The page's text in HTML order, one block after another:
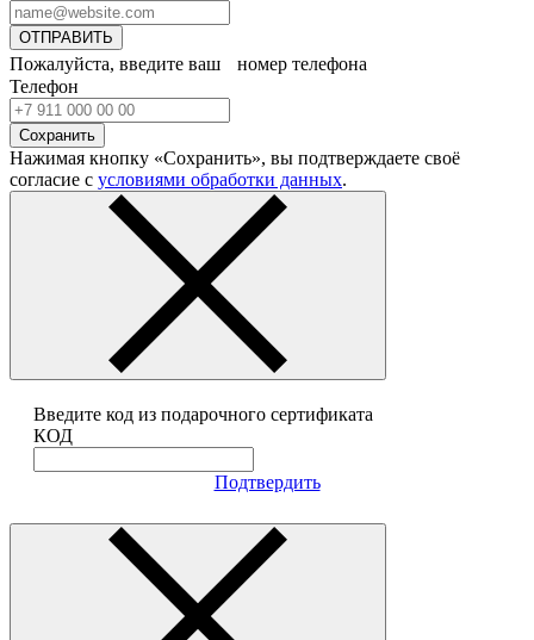
ОТПРАВИТЬ
Пожалуйста, введите ваш номер телефона
Телефон
Сохранить
Нажимая кнопку «Сохранить», вы подтверждаете своё
согласие с условиями обработки данных.
Введите код из подарочного сертификата
КОД
Подтвердить